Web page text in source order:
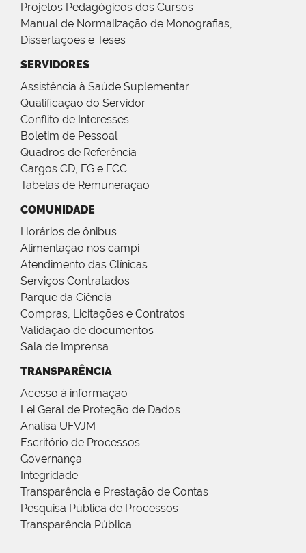
Projetos Pedagógicos dos Cursos
Manual de Normalização de Monografias,
Dissertações e Teses
SERVIDORES
Assistência à Saúde Suplementar
Qualificação do Servidor
Conflito de Interesses
Boletim de Pessoal
Quadros de Referência
Cargos CD, FG e FCC
Tabelas de Remuneração
COMUNIDADE
Horários de ônibus
Alimentação nos campi
Atendimento das Clínicas
Serviços Contratados
Parque da Ciência
Compras, Licitações e Contratos
Validação de documentos
Sala de Imprensa
TRANSPARÊNCIA
Acesso à informação
Lei Geral de Proteção de Dados
Analisa UFVJM
Escritório de Processos
Governança
Integridade
Transparência e Prestação de Contas
Pesquisa Pública de Processos
Transparência Pública